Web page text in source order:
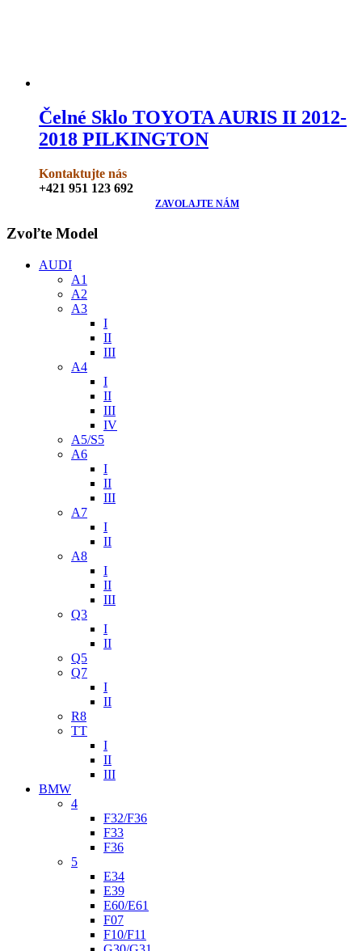
Čelné Sklo TOYOTA AURIS II 2012-
2018 PILKINGTON
Kontaktujte nás
+421 951 123 692
ZAVOLAJTE NÁM
Zvoľte Model
AUDI
A1
A2
A3
I
II
III
A4
I
II
III
IV
A5/S5
A6
I
II
III
A7
I
II
A8
I
II
III
Q3
I
II
Q5
Q7
I
II
R8
TT
I
II
III
BMW
4
F32/F36
F33
F36
5
E34
E39
E60/E61
F07
F10/F11